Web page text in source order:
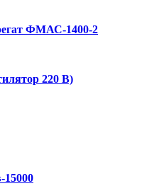
ФМАС-1400-2
220 В)
15000